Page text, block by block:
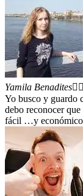
Yamila Benadites 
Yo busco y guardo
debo reconocer
fácil …y